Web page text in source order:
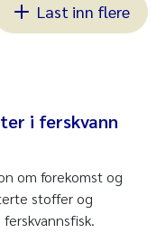
Last inn flere
i ferskvann
om forekomst og
stoffer og